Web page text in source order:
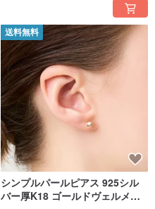
送料無料
シンプルパールピアス 925シル
バー厚K18 ゴールドヴェルメイ